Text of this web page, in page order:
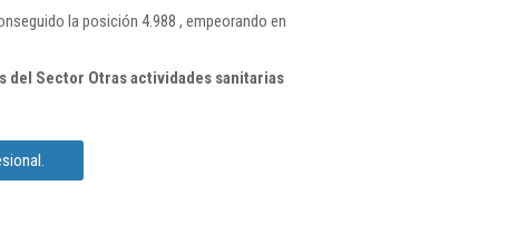
la posición 4.988 , empeorando en
del Sector Otras actividades sanitarias